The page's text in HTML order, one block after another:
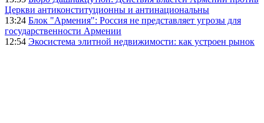
Церкви антиконституционны и антинациональны
13:24 Блок "Армения": Россия не представляет угрозы для
государственности Армении
12:54 Экосистема элитной недвижимости: как устроен рынок